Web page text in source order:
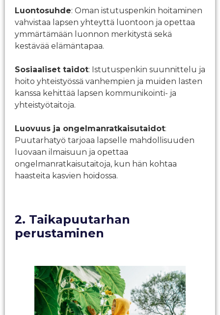
Luontosuhde: Oman istutuspenkin hoitaminen
vahvistaa lapsen yhteyttä luontoon ja opettaa
ymmärtämään luonnon merkitystä sekä
kestävää elämäntapaa.
Sosiaaliset taidot: Istutuspenkin suunnittelu ja
hoito yhteistyössä vanhempien ja muiden lasten
kanssa kehittää lapsen kommunikointi- ja
yhteistyötaitoja.
Luovuus ja ongelmanratkaisutaidot:
Puutarhatyö tarjoaa lapselle mahdollisuuden
luovaan ilmaisuun ja opettaa
ongelmanratkaisutaitoja, kun hän kohtaa
haasteita kasvien hoidossa.
2. Taikapuutarhan
perustaminen